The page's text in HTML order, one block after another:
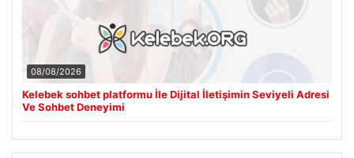
08/08/2026
Kelebek sohbet platformu İle Dijital İletişimin Seviyeli Adresi
Ve Sohbet Deneyimi